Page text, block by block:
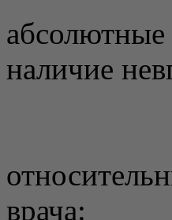
абсолютные
наличие
врача: